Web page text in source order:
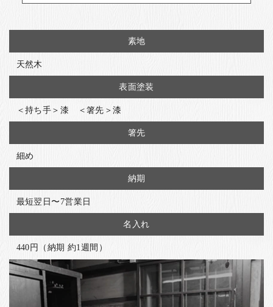
素地
天然木
表面塗装
＜持ち手＞漆 ＜箸先＞漆
箸先
細め
納期
最短翌日〜7営業日
名入れ
440円（納期 約1週間）